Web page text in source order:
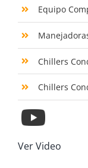
Equipo
Chillers
Chillers
Ver Video